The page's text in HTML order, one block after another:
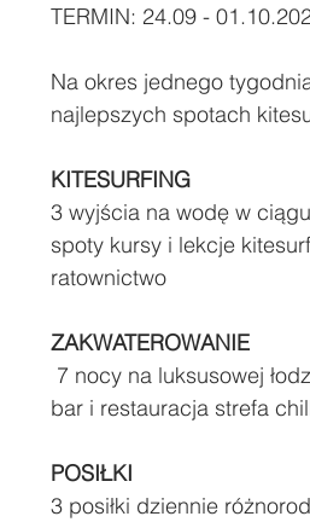
TERMIN: 24.09 -
Na okres jednego
najlepszych spotach
KITESURFING
3 wyjścia na wodę w
spoty kursy i lekcje
ratownictwo
ZAKWATEROWANIE
bar i restauracja strefa
POSIŁKI
3 posiłki dziennie